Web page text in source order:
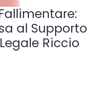
al Supporto
Riccio